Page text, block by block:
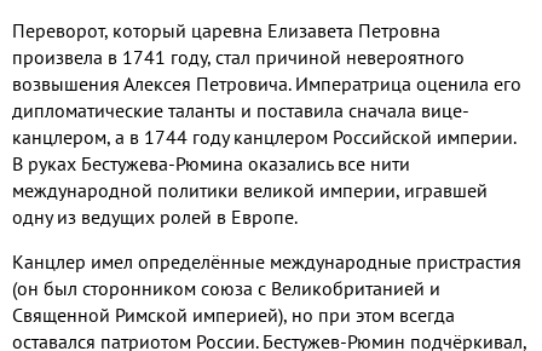
Переворот, который царевна Елизавета Петровна
произвела в 1741 году, стал причиной невероятного
возвышения Алексея Петровича. Императрица оценила его
дипломатические таланты и поставила сначала вице-
канцлером, а в 1744 году канцлером Российской империи.
В руках Бестужева-Рюмина оказались все нити
международной политики великой империи, игравшей
одну из ведущих ролей в Европе.
Канцлер имел определённые международные пристрастия
(он был сторонником союза с Великобританией и
Священной Римской империей), но при этом всегда
оставался патриотом России. Бестужев-Рюмин подчёркивал,